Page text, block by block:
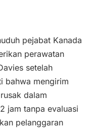
pejabat Kanada
perawatan
setelah
bahwa mengirim
dalam
jam tanpa evaluasi
pelanggaran